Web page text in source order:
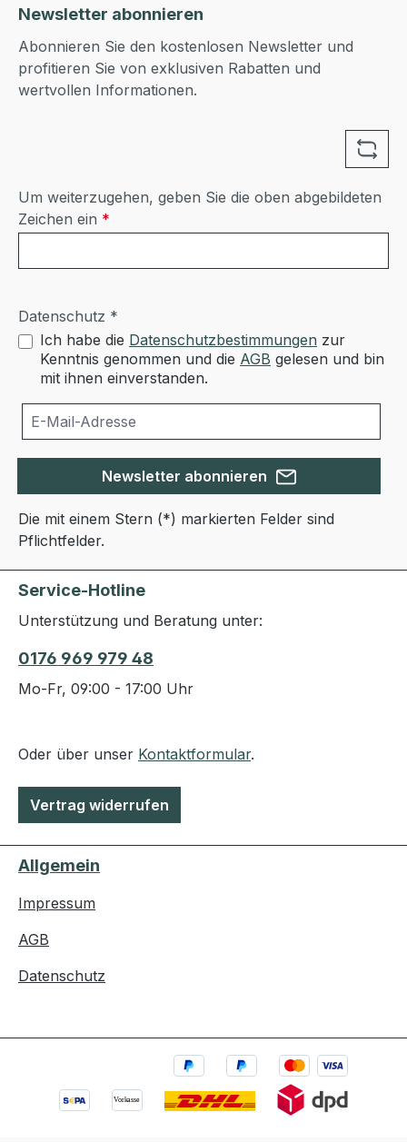
Newsletter abonnieren
Abonnieren Sie den kostenlosen Newsletter und
profitieren Sie von exklusiven Rabatten und
wertvollen Informationen.
Um weiterzugehen, geben Sie die oben abgebildeten
Zeichen ein *
Datenschutz *
Ich habe die Datenschutzbestimmungen zur
Kenntnis genommen und die AGB gelesen und bin
mit ihnen einverstanden.
Newsletter abonnieren
Die mit einem Stern (*) markierten Felder sind
Pflichtfelder.
Service-Hotline
Unterstützung und Beratung unter:
0176 969 979 48
Mo-Fr, 09:00 - 17:00 Uhr
Oder über unser Kontaktformular.
Vertrag widerrufen
Allgemein
Impressum
AGB
Datenschutz